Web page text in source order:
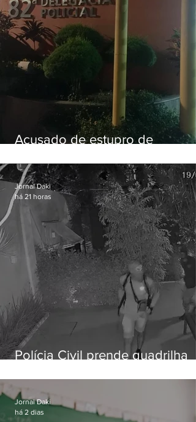
Acusado de estupro de
Polícia Civil prende quadrilha
residências de luxo no Rio
Jornal Daki
há 21 horas
Jornal Daki
há 2 dias